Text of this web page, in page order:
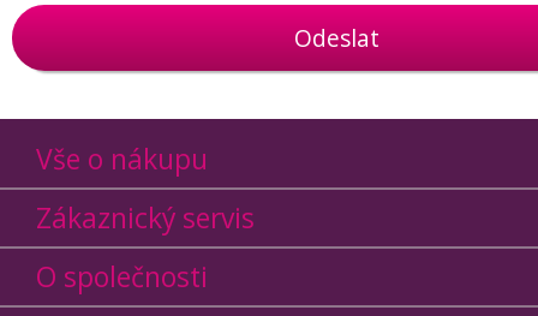
Odeslat
Vše o nákupu
Zákaznický servis
O společnosti